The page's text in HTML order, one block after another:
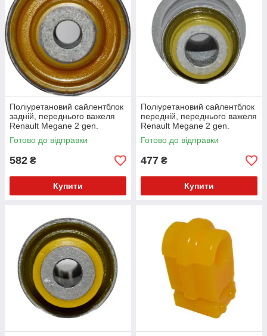
Поліуретановий сайлентблок
задній, переднього важеля
Renault Megane 2 gen.
Кабріолет (2003-2009) v17
Готово до відправки
582 ₴
Купити
Поліуретановий сайлентблок
передній, переднього важеля
Renault Megane 2 gen.
Кабріолет (2003-2009) v17
Готово до відправки
477 ₴
Купити